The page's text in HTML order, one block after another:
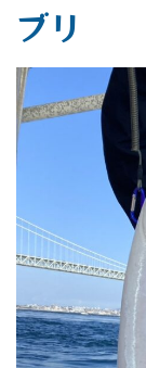
ブリ